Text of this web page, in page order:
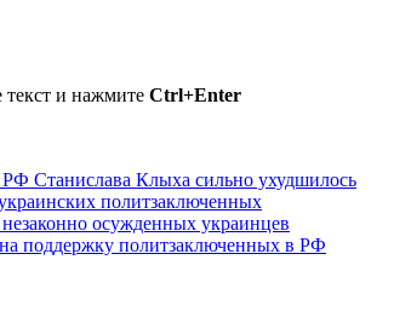
и нажмите Ctrl+Enter
РФ Станислава Клыха сильно ухудшилось
политзаключенных
незаконно осужденных украинцев
поддержку политзаключенных в РФ